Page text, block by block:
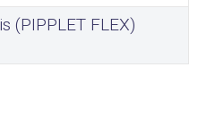
(PIPPLET FLEX)